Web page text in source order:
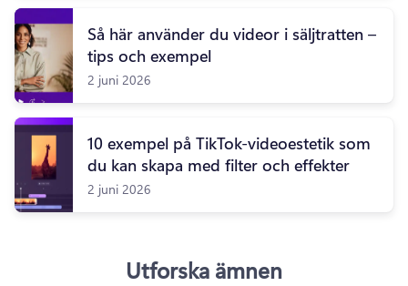
Så här använder du videor i säljtratten –
tips och exempel
2 juni 2026
10 exempel på TikTok-videoestetik som
du kan skapa med filter och effekter
2 juni 2026
Utforska ämnen